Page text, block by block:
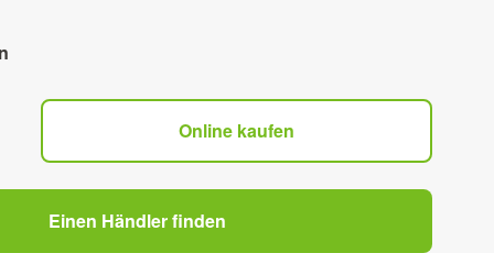
Online kaufen
Einen Händler finden